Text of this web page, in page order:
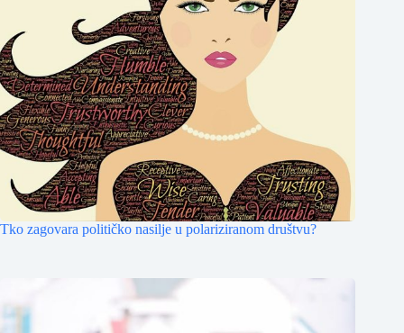
Tko zagovara političko nasilje u polariziranom društvu?